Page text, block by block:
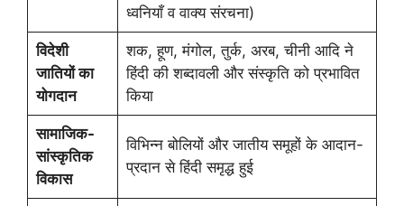
ध्वनियाँ व वाक्य संरचना)
विदेशी
जातियों का
योगदान
शक, हूण, मंगोल, तुर्क, अरब, चीनी आदि ने
हिंदी की शब्दावली और संस्कृति को प्रभावित
किया
सामाजिक-
सांस्कृतिक
विकास
विभिन्न बोलियों और जातीय समूहों के आदान-
प्रदान से हिंदी समृद्ध हुई